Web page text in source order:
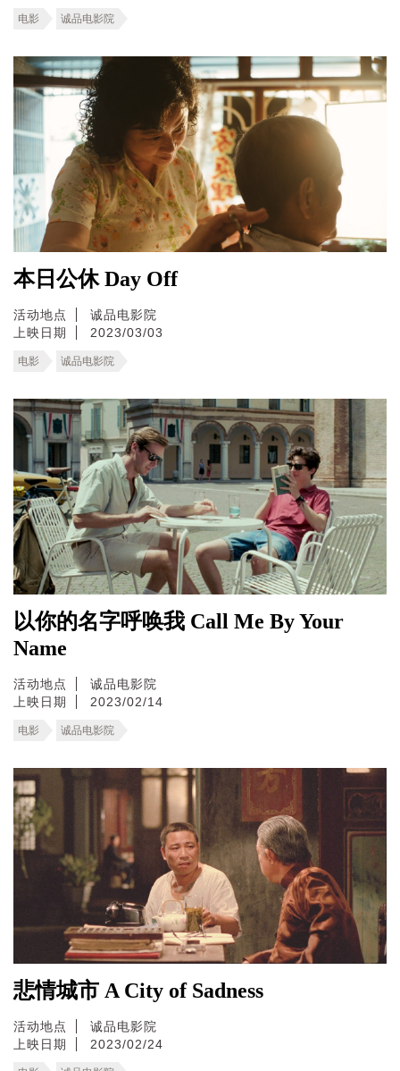
电影 诚品电影院
本日公休 Day Off
活动地点
诚品电影院
上映日期
2023/03/03
电影 诚品电影院
以你的名字呼唤我 Call Me By Your
Name
活动地点
诚品电影院
上映日期
2023/02/14
电影 诚品电影院
悲情城市 A City of Sadness
活动地点
诚品电影院
上映日期
2023/02/24